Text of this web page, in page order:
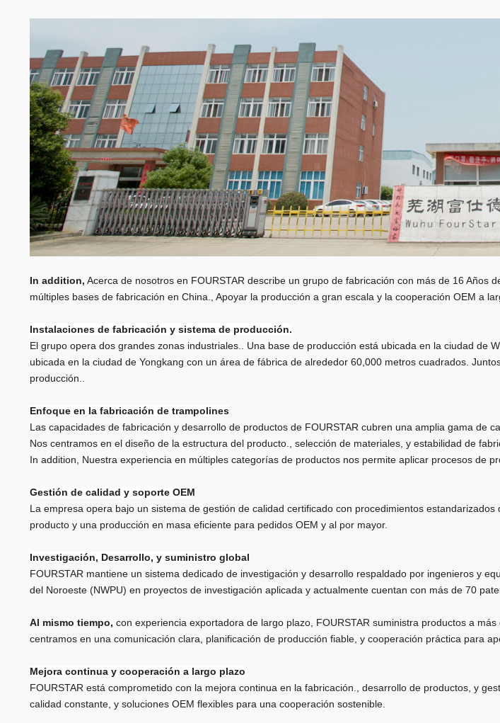
In addition, Acerca de nosotros en FOURSTAR describe un grupo de fabricación con más de 16
múltiples bases de fabricación en China., Apoyar la producción a gran escala y la cooperación OEM a
Instalaciones de fabricación y sistema de producción.
El grupo opera dos grandes zonas industriales.. Una base de producción está ubicada en la ciudad
ubicada en la ciudad de Yongkang con un área de fábrica de alrededor 60,000 metros cuadrados.
producción..
Enfoque en la fabricación de trampolines
Las capacidades de fabricación y desarrollo de productos de FOURSTAR cubren una amplia gama de
Nos centramos en el diseño de la estructura del producto., selección de materiales, y estabilidad de
In addition , Nuestra experiencia en múltiples categorías de productos nos permite aplicar procesos de
Gestión de calidad y soporte OEM
La empresa opera bajo un sistema de gestión de calidad certificado con procedimientos
producto y una producción en masa eficiente para pedidos OEM y al por mayor.
Investigación, Desarrollo, y suministro global
FOURSTAR mantiene un sistema dedicado de investigación y desarrollo respaldado por ingenieros y
del Noroeste (NWPU) en proyectos de investigación aplicada y actualmente cuentan con más de 70
Al mismo tiempo, con experiencia exportadora de largo plazo, FOURSTAR suministra productos a más
centramos en una comunicación clara, planificación de producción fiable, y cooperación práctica para
Mejora continua y cooperación a largo plazo
FOURSTAR está comprometido con la mejora continua en la fabricación., desarrollo de productos, y
calidad constante, y soluciones OEM flexibles para una cooperación sostenible.